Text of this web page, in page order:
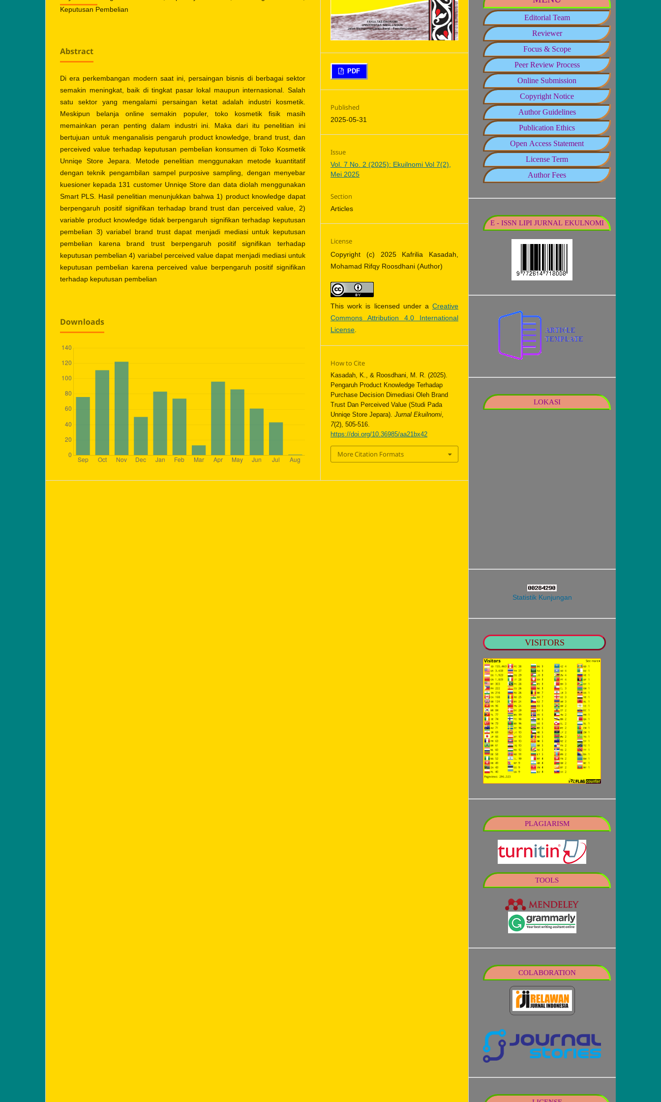
Keputusan Pembelian
Abstract
Di era perkembangan modern saat ini, persaingan bisnis di berbagai sektor
semakin meningkat, baik di tingkat pasar lokal maupun internasional. Salah
satu sektor yang mengalami persaingan ketat adalah industri kosmetik.
Meskipun belanja online semakin populer, toko kosmetik fisik masih
memainkan peran penting dalam industri ini. Maka dari itu penelitian ini
bertujuan untuk menganalisis pengaruh product knowledge, brand trust, dan
perceived value terhadap keputusan pembelian konsumen di Toko Kosmetik
Unniqe Store Jepara. Metode penelitian menggunakan metode kuantitatif
dengan teknik pengambilan sampel purposive sampling, dengan menyebar
kuesioner kepada 131 customer Unniqe Store dan data diolah menggunakan
Smart PLS. Hasil penelitian menunjukkan bahwa 1) product knowledge dapat
berpengaruh positif signifikan terhadap brand trust dan perceived value, 2)
variable product knowledge tidak berpengaruh signifikan terhadap keputusan
pembelian 3) variabel brand trust dapat menjadi mediasi untuk keputusan
pembelian karena brand trust berpengaruh positif signifikan terhadap
keputusan pembelian 4) variabel perceived value dapat menjadi mediasi untuk
keputusan pembelian karena perceived value berpengaruh positif signifikan
terhadap keputusan pembelian
Downloads
PDF
Published
2025-05-31
Issue
Vol. 7 No. 2 (2025): Ekuilnomi Vol 7(2),
Mei 2025
Section
Articles
License
Copyright (c) 2025 Kafrilia Kasadah,
Mohamad Rifqy Roosdhani (Author)
This work is licensed under a Creative
Commons Attribution 4.0 International
License
How to Cite
Kasadah, K., & Roosdhani, M. R. (2025).
Pengaruh Product Knowledge Terhadap
Purchase Decision Dimediasi Oleh Brand
Trust Dan Perceived Value (Studi Pada
Unniqe Store Jepara).Jurnal Ekuilnomi
7(2), 505-516.
https://doi.org/10.36985/aa21bx42
More Citation Formats
Editorial Team
Reviewer
Focus & Scope
Peer Review Process
Online Submission
Copyright Notice
Author Guidelines
Publication Ethics
Open Access Statement
License Term
Author Fees
E - ISSN LIPI JURNAL EKULNOMI
LOKASI
Statistik Kunjungan
VISITORS
PLAGIARISM
TOOLS
COLABORATION